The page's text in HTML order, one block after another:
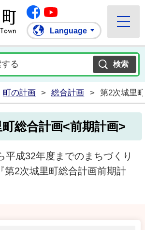
城里町ホームページ
Facebook
Language
町の計画 > 総合計画 > 第2次城里
総合計画<前期計画>
平成32年度までのまちづくり
第2次城里町総合計画前期計